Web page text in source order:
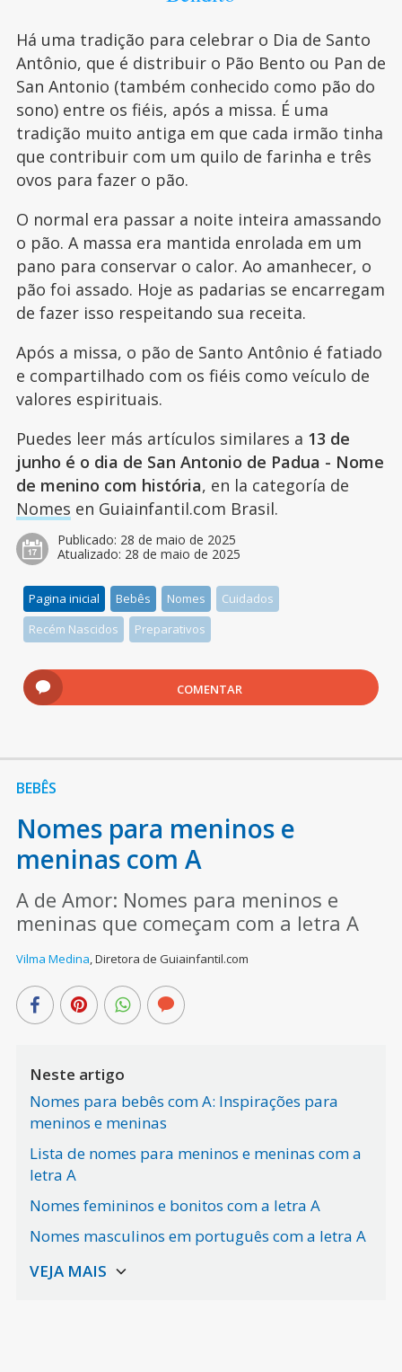
Há uma tradição para celebrar o Dia de Santo
Antônio, que é distribuir o Pão Bento ou Pan de
San Antonio (também conhecido como pão do
sono) entre os fiéis, após a missa. É uma
tradição muito antiga em que cada irmão tinha
que contribuir com um quilo de farinha e três
ovos para fazer o pão.
O normal era passar a noite inteira amassando
o pão. A massa era mantida enrolada em um
pano para conservar o calor. Ao amanhecer, o
pão foi assado. Hoje as padarias se encarregam
de fazer isso respeitando sua receita.
Após a missa, o pão de Santo Antônio é fatiado
e compartilhado com os fiéis como veículo de
valores espirituais.
Puedes leer más artículos similares a 13 de
junho é o dia de San Antonio de Padua - Nome
de menino com história, en la categoría de
Nomes en Guiainfantil.com Brasil.
Publicado: 28 de maio de 2025
Atualizado: 28 de maio de 2025
Pagina inicial Bebês Nomes
Cuidados
Recém Nascidos
Preparativos
COMENTAR
BEBÊS
Nomes para meninos e
meninas com A
A de Amor: Nomes para meninos e
meninas que começam com a letra A
Vilma Medina,Diretora de Guiainfantil.com
Neste artigo
Nomes para bebês com A: Inspirações para
meninos e meninas
Lista de nomes para meninos e meninas com a
letra A
Nomes femininos e bonitos com a letra A
Nomes masculinos em português com a letra A